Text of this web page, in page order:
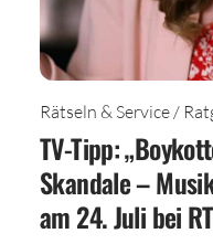
Rätseln & Service /
TV-Tipp:
Skandale –
am 24. Juli bei